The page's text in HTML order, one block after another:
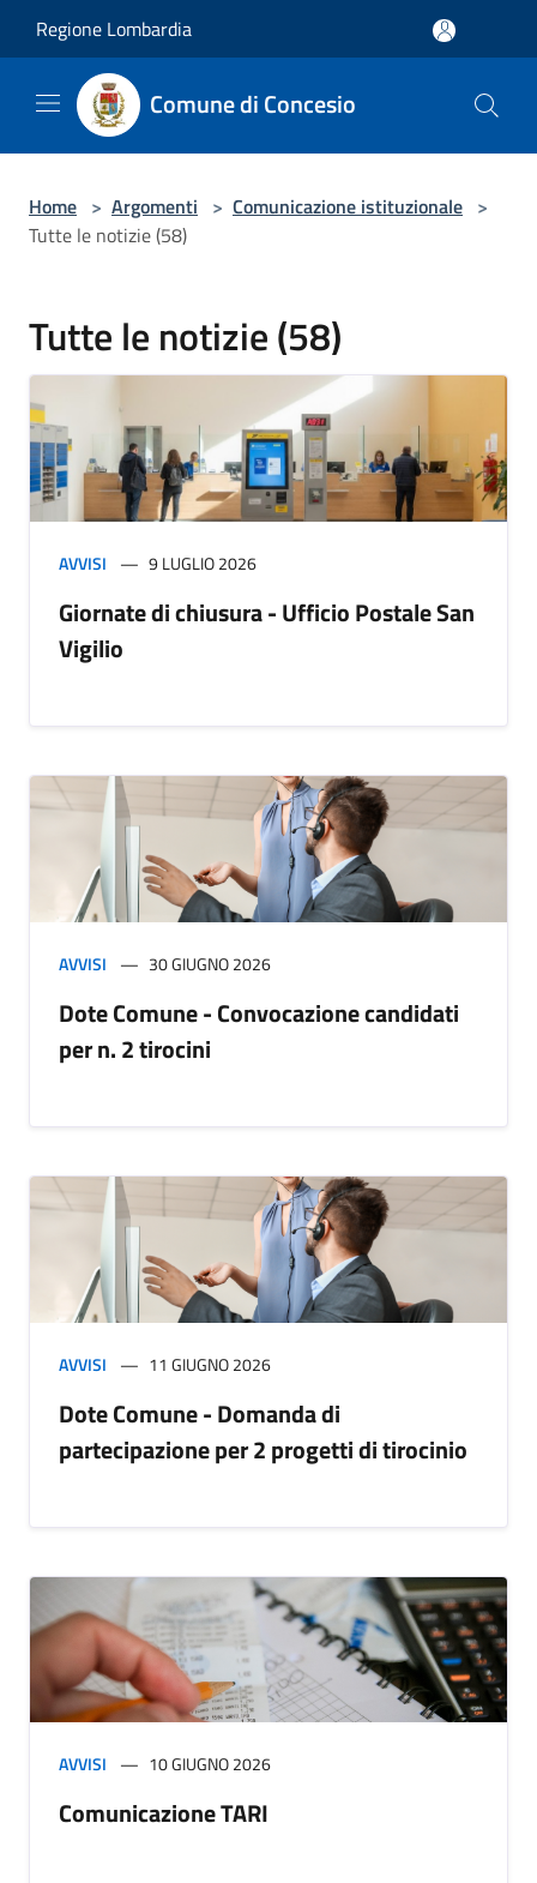
Regione Lombardia
Comune di Concesio
Home > Argomenti > Comunicazione istituzionale >
Tutte le notizie (58)
Tutte le notizie (58)
AVVISI 9 LUGLIO 2026
Giornate di chiusura - Ufficio Postale San
Vigilio
AVVISI 30 GIUGNO 2026
Dote Comune - Convocazione candidati
per n. 2 tirocini
AVVISI 11 GIUGNO 2026
Dote Comune - Domanda di
partecipazione per 2 progetti di tirocinio
AVVISI 10 GIUGNO 2026
Comunicazione TARI